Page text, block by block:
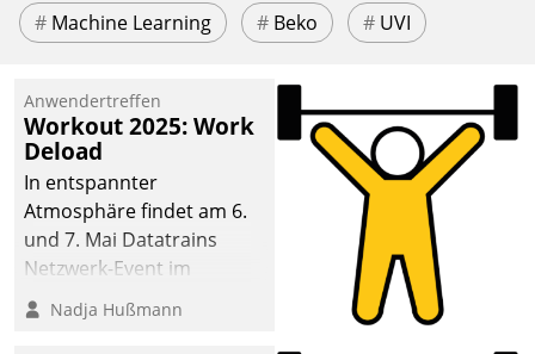
# Machine Learning # Beko # UVI
Anwendertreffen
Workout 2025: Work
Deload
In entspannter
Atmosphäre findet am 6.
und 7. Mai Datatrains
Netzwerk-Event im
Kunden- und Partnerkreis
statt. Zentrale Frage: Wie
Nadja Hußmann